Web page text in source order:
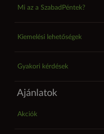
Mi az a SzabadPéntek?
Kiemelési lehetőségek
Gyakori kérdések
Ajánlatok
Akciók